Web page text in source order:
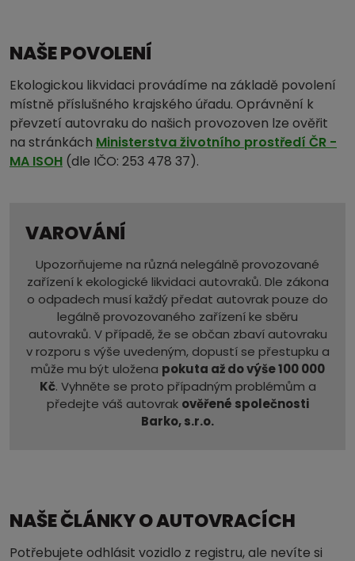
NAŠE POVOLENÍ
Ekologickou likvidaci provádíme na základě povolení
místně příslušného krajského úřadu. Oprávnění k
převzetí autovraku do našich provozoven lze ověřit
na stránkách Ministerstva životního prostředí ČR -
MA ISOH (dle IČO: 253 478 37).
VAROVÁNÍ
Upozorňujeme na různá nelegálně provozované
zařízení k ekologické likvidaci autovraků. Dle zákona
o odpadech musí každý předat autovrak pouze do
legálně provozovaného zařízení ke sběru
autovraků. V případě, že se občan zbaví autovraku
v rozporu s výše uvedeným, dopustí se přestupku a
může mu být uložena pokuta až do výše 100 000
Kč. Vyhněte se proto případným problémům a
předejte váš autovrak ověřené společnosti
Barko, s.r.o.
NAŠE ČLÁNKY O AUTOVRACÍCH
Potřebujete odhlásit vozidlo z registru, ale nevíte si